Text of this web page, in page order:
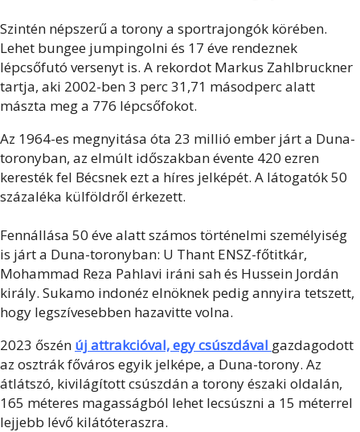
Szintén népszerű a torony a sportrajongók körében.
Lehet bungee jumpingolni és 17 éve rendeznek
lépcsőfutó versenyt is. A rekordot Markus Zahlbruckner
tartja, aki 2002-ben 3 perc 31,71 másodperc alatt
mászta meg a 776 lépcsőfokot.
Az 1964-es megnyitása óta 23 millió ember járt a Duna-
toronyban, az elmúlt időszakban évente 420 ezren
keresték fel Bécsnek ezt a híres jelképét. A látogatók 50
százaléka külföldről érkezett.
Fennállása 50 éve alatt számos történelmi személyiség
is járt a Duna-toronyban: U Thant ENSZ-főtitkár,
Mohammad Reza Pahlavi iráni sah és Hussein Jordán
király. Sukamo indonéz elnöknek pedig annyira tetszett,
hogy legszívesebben hazavitte volna.
2023 őszén új attrakcióval, egy csúszdával gazdagodott
az osztrák főváros egyik jelképe, a Duna-torony. Az
átlátszó, kivilágított csúszdán a torony északi oldalán,
165 méteres magasságból lehet lecsúszni a 15 méterrel
lejjebb lévő kilátóteraszra.